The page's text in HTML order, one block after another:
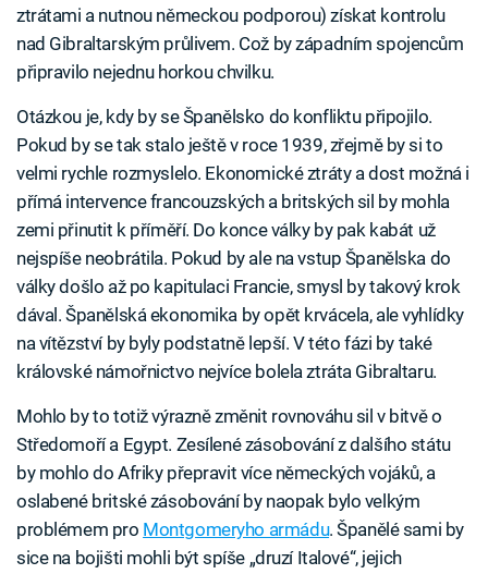
ztrátami a nutnou německou podporou) získat kontrolu
nad Gibraltarským průlivem. Což by západním spojencům
připravilo nejednu horkou chvilku.
Otázkou je, kdy by se Španělsko do konfliktu připojilo.
Pokud by se tak stalo ještě v roce 1939, zřejmě by si to
velmi rychle rozmyslelo. Ekonomické ztráty a dost možná i
přímá intervence francouzských a britských sil by mohla
zemi přinutit k příměří. Do konce války by pak kabát už
nejspíše neobrátila. Pokud by ale na vstup Španělska do
války došlo až po kapitulaci Francie, smysl by takový krok
dával. Španělská ekonomika by opět krvácela, ale vyhlídky
na vítězství by byly podstatně lepší. V této fázi by také
královské námořnictvo nejvíce bolela ztráta Gibraltaru.
Mohlo by to totiž výrazně změnit rovnováhu sil v bitvě o
Středomoří a Egypt. Zesílené zásobování z dalšího státu
by mohlo do Afriky přepravit více německých vojáků, a
oslabené britské zásobování by naopak bylo velkým
problémem pro Montgomeryho armádu. Španělé sami by
sice na bojišti mohli být spíše „druzí Italové“, jejich